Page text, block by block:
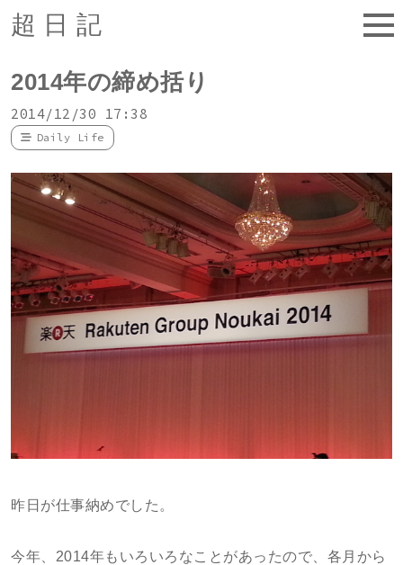
超日記
2014年の締め括り
2014/12/30 17:38
Daily Life
昨日が仕事納めでした。
今年、2014年もいろいろなことがあったので、各月から